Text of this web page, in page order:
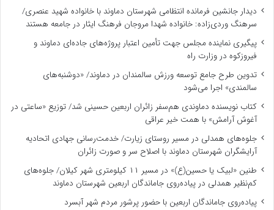
دیدار جانشین فرمانده انتظامی شهرستان دماوند با خانواده شهید عنصری/
سرهنگ وردی‌زاده: خانواده شهدا مروجان فرهنگ ایثار در جامعه هستند
پیگیری نماینده مجلس جهت تأمین اعتبار پروژه‌های جاده‌ای دماوند و
فیروزکوه در وزارت راه
تدوین طرح جامع توسعه ورزش سالمندان در دماوند/ «دوشنبه‌های
سالمندی» اجرا می‌شود
کتاب نویسنده دماوندی هم‌سفر زائران اربعین حسینی شد/ توزیع «ساعتی در
آغوش آرامش» با همت خیر عراقی
جلوه‌های همدلی در مسیر روستای زیارت/ خدمت‌رسانی جهادی اتحادیه
آرایشگران شهرستان دماوند با اصلاح سر و صورت زائران
طنین «لبیک یا حسین(ع)» در مسیر ۱۱ کیلومتری شهر کیلان/ جلوه‌های
کم‌نظیر همدلی در پیاده‌روی جاماندگان اربعین شهرستان دماوند
پیاده‌روی جاماندگان اربعین با حضور پرشور مردم شهر آبسرد